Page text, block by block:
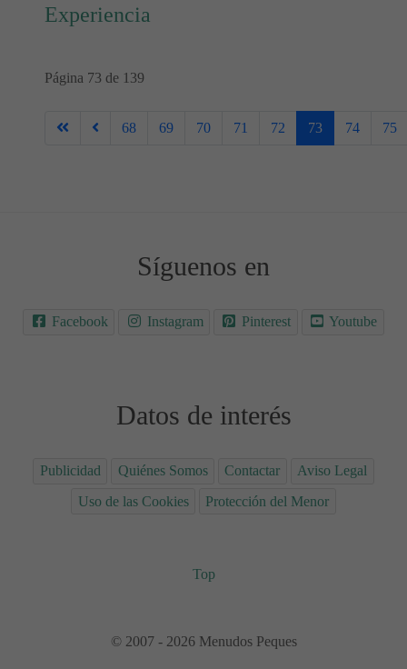
Experiencia
Página 73 de 139
68 69 70 71 72 73 74 75
Síguenos en
Facebook Instagram Pinterest Youtube
Datos de interés
Publicidad Quiénes Somos Contactar
Aviso Legal
Uso de las Cookies
Protección del Menor
Top
© 2007 - 2026 Menudos Peques